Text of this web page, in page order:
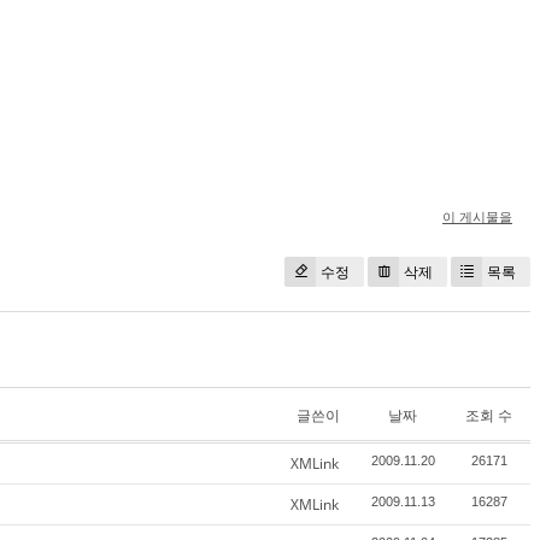
이 게시물을
수정 삭제 목록
글쓴이 날짜 조회 수
XMLink 2009.11.20 26171
XMLink 2009.11.13 16287